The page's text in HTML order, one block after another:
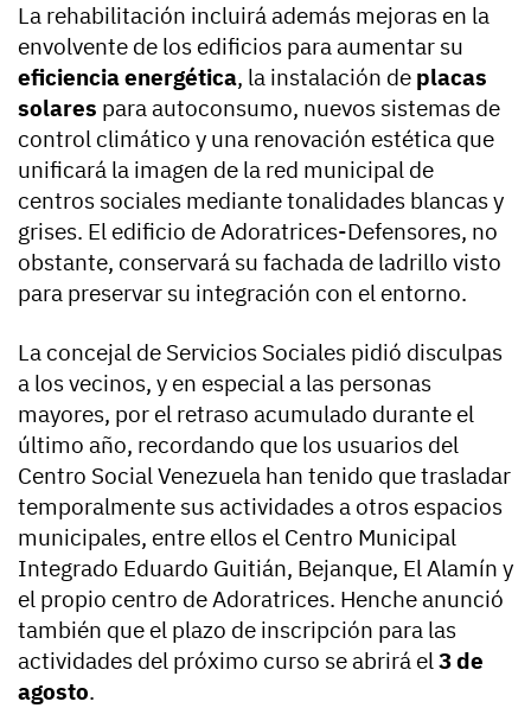
La rehabilitación incluirá además mejoras en la
envolvente de los edificios para aumentar su
eficiencia energética, la instalación de placas
solares para autoconsumo, nuevos sistemas de
control climático y una renovación estética que
unificará la imagen de la red municipal de
centros sociales mediante tonalidades blancas y
grises. El edificio de Adoratrices-Defensores, no
obstante, conservará su fachada de ladrillo visto
para preservar su integración con el entorno.
La concejal de Servicios Sociales pidió disculpas
a los vecinos, y en especial a las personas
mayores, por el retraso acumulado durante el
último año, recordando que los usuarios del
Centro Social Venezuela han tenido que trasladar
temporalmente sus actividades a otros espacios
municipales, entre ellos el Centro Municipal
Integrado Eduardo Guitián, Bejanque, El Alamín y
el propio centro de Adoratrices. Henche anunció
también que el plazo de inscripción para las
actividades del próximo curso se abrirá el3 de
agosto.